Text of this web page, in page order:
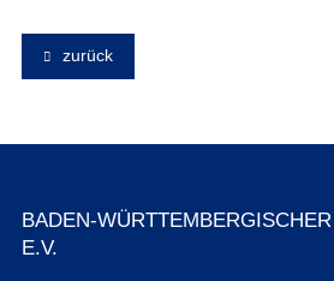
zurück
BADEN-
E.V.